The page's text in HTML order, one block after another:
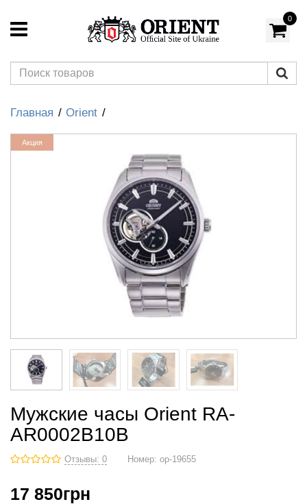
0
Главная Orient
Акция
Мужские часы Orient RA-
AR0002B10B
Отзывы: 0 Номер: op-19655
17 850грн